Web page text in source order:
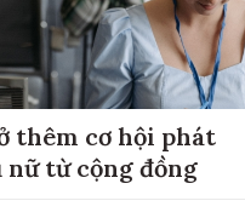
thêm cơ hội phát
từ cộng đồng